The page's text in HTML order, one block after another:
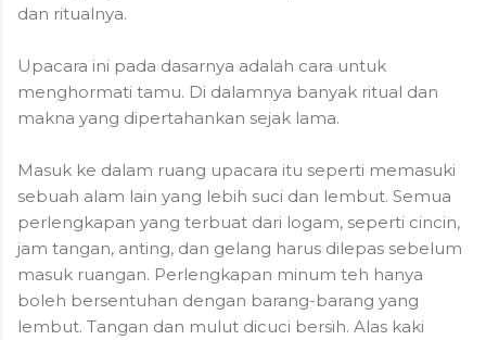
dan ritualnya.
Upacara ini pada dasarnya adalah cara untuk
menghormati tamu. Di dalamnya banyak ritual dan
makna yang dipertahankan sejak lama.
Masuk ke dalam ruang upacara itu seperti memasuki
sebuah alam lain yang lebih suci dan lembut. Semua
perlengkapan yang terbuat dari logam, seperti cincin,
jam tangan, anting, dan gelang harus dilepas sebelum
masuk ruangan. Perlengkapan minum teh hanya
boleh bersentuhan dengan barang-barang yang
lembut. Tangan dan mulut dicuci bersih. Alas kaki